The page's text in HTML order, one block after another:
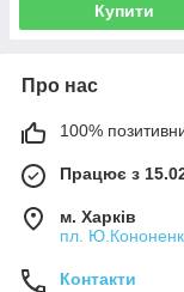
Купити
Про нас
100%
Працює з
м. Харків
пл.
Контакти